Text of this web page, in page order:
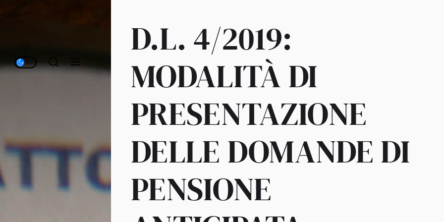
D.L. 4/2019:
MODALITÀ DI
PRESENTAZIONE
DELLE DOMANDE DI
PENSIONE